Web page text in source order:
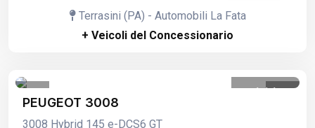
Terrasini (PA) - Automobili La Fata
+ Veicoli del Concessionario
1 /1
PEUGEOT 3008
3008 Hybrid 145 e-DCS6 GT